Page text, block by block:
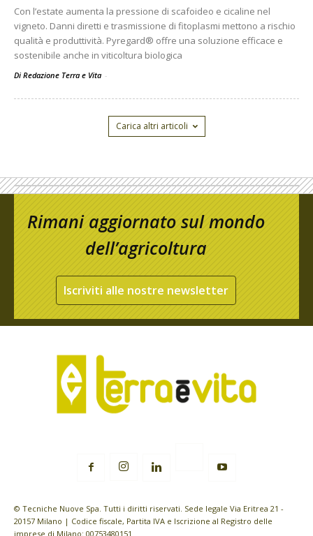
Con l’estate aumenta la pressione di scafoideo e cicaline nel
vigneto. Danni diretti e trasmissione di fitoplasmi mettono a rischio
qualità e produttività. Pyregard® offre una soluzione efficace e
sostenibile anche in viticoltura biologica
Di Redazione Terra e Vita -
Carica altri articoli
Rimani aggiornato sul mondo
dell’agricoltura
Iscriviti alle nostre newsletter
© Tecniche Nuove Spa. Tutti i diritti riservati. Sede legale Via Eritrea 21 -
20157 Milano | Codice fiscale, Partita IVA e Iscrizione al Registro delle
imprese di Milano: 00753480151